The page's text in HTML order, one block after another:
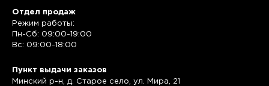
Отдел продаж
Режим работы:
Пн-Сб: 09:00-19:00
Вс: 09:00-18:00
Пункт выдачи заказов
Минский р-н, д. Старое село, ул. Мира, 21